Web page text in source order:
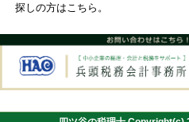
探しの方はこちら。